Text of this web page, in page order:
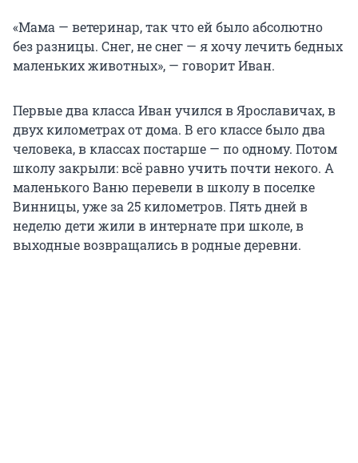
«Мама — ветеринар, так что ей было абсолютно
без разницы. Снег, не снег — я хочу лечить бедных
маленьких животных», — говорит Иван.
Первые два класса Иван учился в Ярославичах, в
двух километрах от дома. В его классе было два
человека, в классах постарше — по одному. Потом
школу закрыли: всё равно учить почти некого. А
маленького Ваню перевели в школу в поселке
Винницы, уже за 25 километров. Пять дней в
неделю дети жили в интернате при школе, в
выходные возвращались в родные деревни.